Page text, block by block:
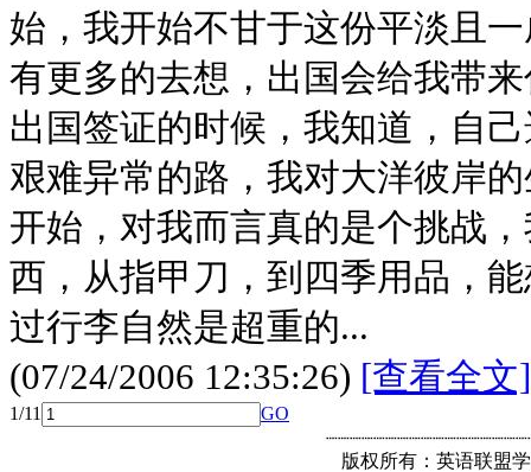
始，我开始不甘于这份平淡且
有更多的去想，出国会给我带
出国签证的时候，我知道，自
艰难异常的路，我对大洋彼岸
开始，对我而言真的是个挑战
西，从指甲刀，到四季用品，
过行李自然是超重的...
(07/24/2006 12:35:26) [查看全文]
1/11
GO
版权所有：英语联盟